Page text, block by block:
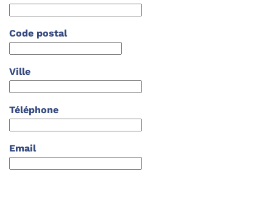
Code postal
Ville
Téléphone
Email